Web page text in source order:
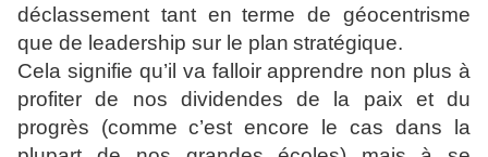
déclassement tant en terme de géocentrisme
que de leadership sur le plan stratégique.
Cela signifie qu’il va falloir apprendre non plus à
profiter de nos dividendes de la paix et du
progrès (comme c’est encore le cas dans la